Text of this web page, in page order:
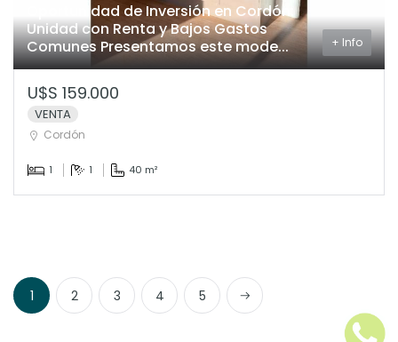
Oportunidad de Inversión en Cordón:
Unidad con Renta y Bajos Gastos
Comunes Presentamos este mode...
+ Info
U$S 159.000
VENTA
Cordón
1 1 40 m²
1 2 3 4 5 Next